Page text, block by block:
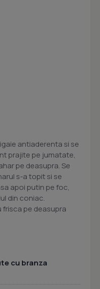
antiaderenta si se
prajite pe jumatate,
pe deasupra. Se
s-a topit si se
apoi putin pe foc,
din coniac.
pe deasupra
cu branza